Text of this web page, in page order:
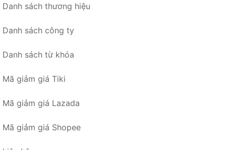
Danh sách thương hiệu
Danh sách công ty
Danh sách từ khóa
Mã giảm giá Tiki
Mã giảm giá Lazada
Mã giảm giá Shopee